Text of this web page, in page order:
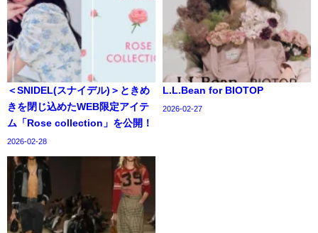
＜SNIDEL(スナイデル)＞ときめ
きを閉じ込めたWEB限定アイテ
ム「Rose collection」を公開！
2026-02-28
L.L.Bean for BIOTOP
2026-02-27